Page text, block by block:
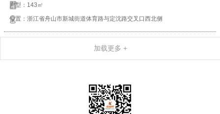
户型：143㎡
位置：浙江省舟山市新城街道体育路与定沈路交叉口西北侧
加载更多 +